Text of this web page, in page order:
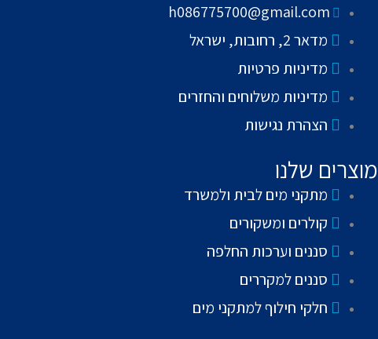
h086775700@gmail.com
מדאר 2, רחובות, ישראל
מדיניות פרטיות
מדיניות משלוחים והחזרים
הצהרת נגישות
מוצרים שלנו
מתקני מים לבית ולמשרד
קולרים ומשקורים
סננים וערכות החלפה
סננים למקררים
חלקי חילוף למתקני מים